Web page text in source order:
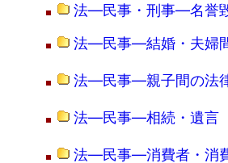
法―民事・刑事―名誉
法―民事―結婚・夫婦
法―民事―親子間の法
法―民事―相続・遺言
法―民事―消費者・消